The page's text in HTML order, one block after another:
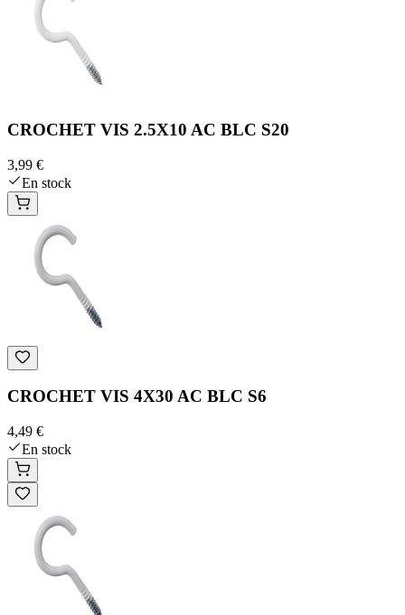
CROCHET VIS 2.5X10 AC BLC S20
3,99 €
En stock
CROCHET VIS 4X30 AC BLC S6
4,49 €
En stock